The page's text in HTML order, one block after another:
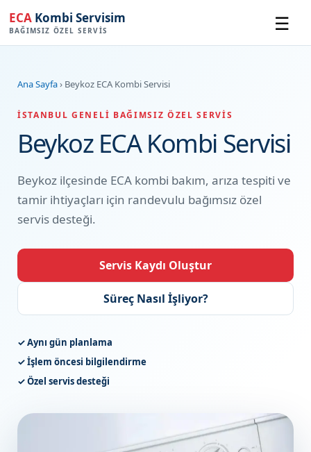
ECA Kombi Servisim
BAĞIMSIZ ÖZEL SERVIS ☰
Ana Sayfa› Beykoz ECA Kombi Servisi
İSTANBUL GENELI BAĞIMSIZ ÖZEL SERVIS
Beykoz ECA Kombi Servisi
Beykoz ilçesinde ECA kombi bakım, arıza tespiti ve
tamir ihtiyaçları için randevulu bağımsız özel
servis desteği.
Servis Kaydı Oluştur
Süreç Nasıl İşliyor?
✓ Aynı gün planlama
✓ İşlem öncesi bilgilendirme
✓ Özel servis desteği